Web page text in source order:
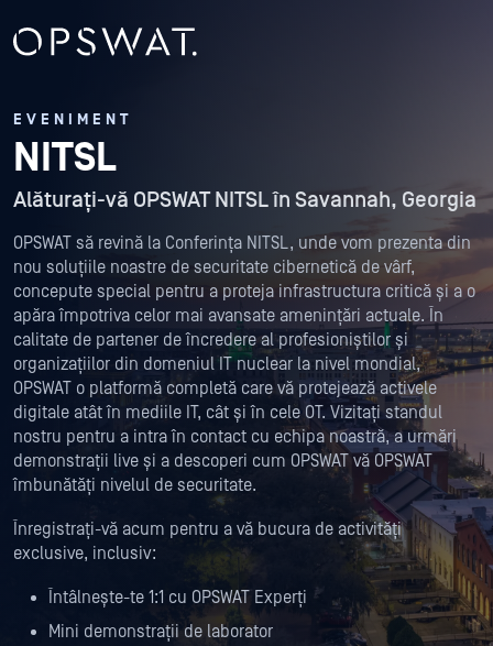
EVENIMENT
NITSL
Alăturați-vă OPSWAT NITSL în Savannah, Georgia
OPSWAT să revină la Conferința NITSL, unde vom prezenta din
nou soluțiile noastre de securitate cibernetică de vârf,
concepute special pentru a proteja infrastructura critică și a o
apăra împotriva celor mai avansate amenințări actuale. În
calitate de partener de încredere al profesioniștilor și
organizațiilor din domeniul IT nuclear la nivel mondial,
OPSWAT o platformă completă care vă protejează activele
digitale atât în mediile IT, cât și în cele OT. Vizitați standul
nostru pentru a intra în contact cu echipa noastră, a urmări
demonstrații live și a descoperi cum OPSWAT vă OPSWAT
îmbunătăți nivelul de securitate.
Înregistrați-vă acum pentru a vă bucura de activități
exclusive, inclusiv:
Întâlnește-te 1:1 cu OPSWAT Experți
Mini demonstrații de laborator